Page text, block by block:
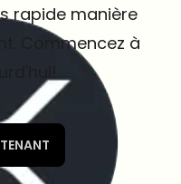
rapide manière
Commencez à